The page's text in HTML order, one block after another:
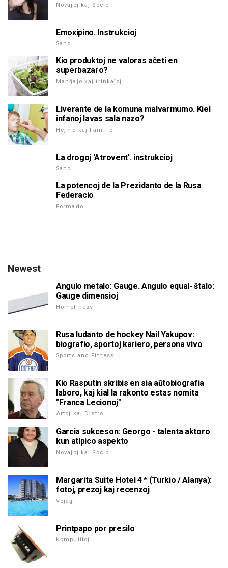
Novaĵoj kaj Socio
Emoxipino. Instrukcioj
Sano
Kio produktoj ne valoras aĉeti en
superbazaro?
Manĝaĵo kaj trinkaĵoj
Liverante de la komuna malvarmumo. Kiel
infanoj lavas sala nazo?
Hejmo kaj Familio
La drogoj 'Atrovent'. instrukcioj
Sano
La potencoj de la Prezidanto de la Rusa
Federacio
Formado
Newest
Angulo metalo: Gauge. Angulo equal- ŝtalo:
Gauge dimensioj
Homeliness
Rusa ludanto de hockey Nail Yakupov:
biografio, sportoj kariero, persona vivo
Sports and Fitness
Kio Rasputin skribis en sia aŭtobiografia
laboro, kaj kial la rakonto estas nomita
"Franca Lecionoj"
Artoj kaj Distro
Garcia sukceson: Georgo - talenta aktoro
kun atípico aspekto
Novaĵoj kaj Socio
Margarita Suite Hotel 4 * (Turkio / Alanya):
fotoj, prezoj kaj recenzoj
Vojaĝi
Printpapo por presilo
Komputiloj